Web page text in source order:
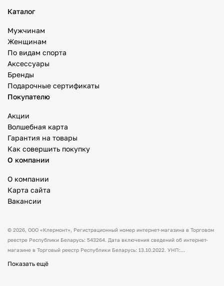
Каталог
Мужчинам
Женщинам
По видам спорта
Аксессуары
Бренды
Подарочные сертификаты
Покупателю
Акции
Волшебная карта
Гарантия на товары
Как совершить покупку
О компании
О компании
Карта сайта
Вакансии
© 2026, ООО «Клермонт» , Регистрационный номер интернет-магазина в Торговом
реестре Республики Беларусь: 543264. Дата включения сведений об интернет-
магазине в Торговый реестр Республики Беларусь: 13.10.2022. УНП:
Показать ещё